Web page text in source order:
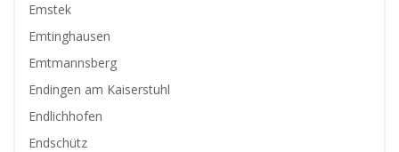
Emstek
Emtinghausen
Emtmannsberg
Endingen am Kaiserstuhl
Endlichhofen
Endschütz